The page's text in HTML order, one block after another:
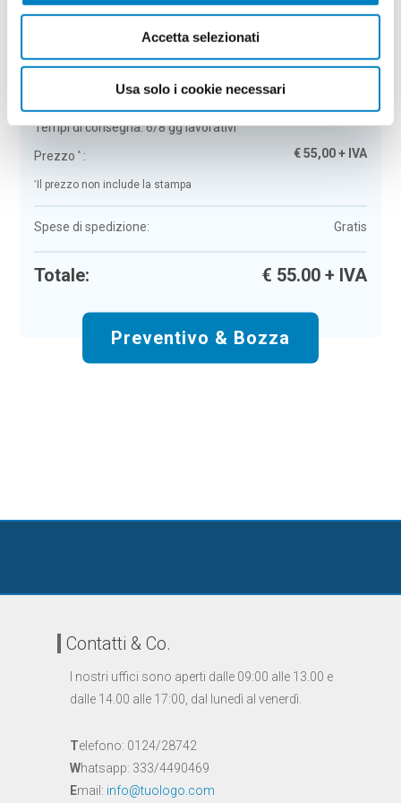
Accetta selezionati
Usa solo i cookie necessari
Portachiavi in metallo con inserto in pelle
Leona
Tempi di consegna:6/8 gg lavorativi
Prezzo* : €55,00+ IVA
* Il prezzo non include la stampa
Spese di spedizione: Gratis
Totale: € 55.00+ IVA
Preventivo & Bozza
Contatti & Co.
I nostri uffici sono aperti dalle 09:00 alle 13.00 e
dalle 14.00 alle 17:00, dal lunedì al venerdì.
Telefono: 0124/28742
Whatsapp: 333/4490469
Email: info@tuologo.com